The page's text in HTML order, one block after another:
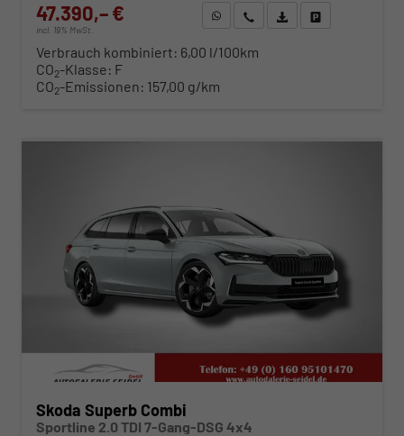
47.390,– €
incl. 19% MwSt.
WhatsApp anfragen
Wir rufen Sie anFahrzeugexposé (PDF)
Verbrauch kombiniert: 6,00 l/100km
CO2-Klasse: F
CO2-Emissionen: 157,00 g/km
Skoda Superb Combi
Sportline 2.0 TDI 7-Gang-DSG 4x4